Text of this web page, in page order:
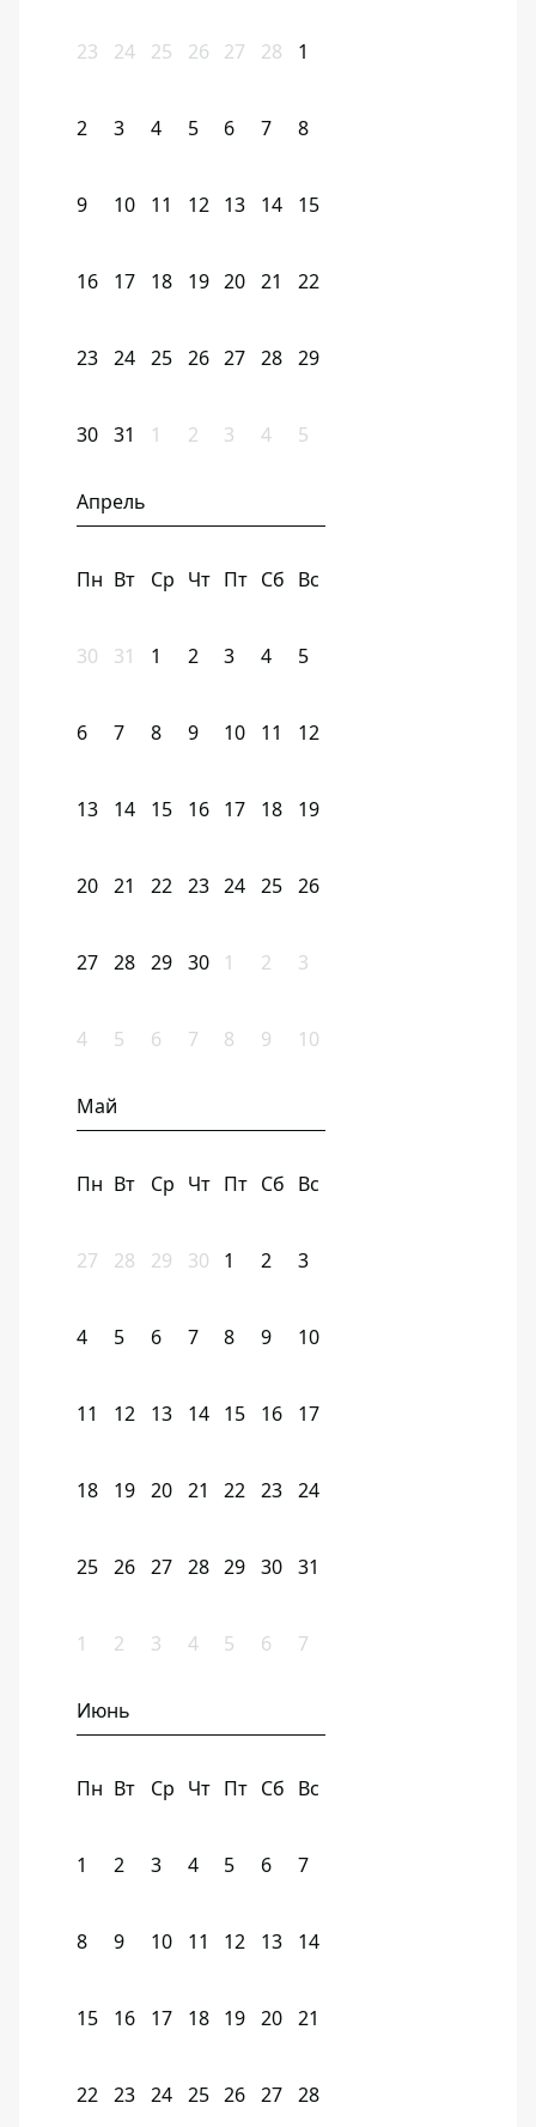
23 24 25 26 27 28 1
2 3 4 5 6 7 8
9 10 11 12 13 14 15
16 17 18 19 20 21 22
23 24 25 26 27 28 29
30 31 1 2 3 4 5
Апрель
Пн Вт Ср Чт Пт Сб Вс
30 31 1 2 3 4 5
6 7 8 9 10 11 12
13 14 15 16 17 18 19
20 21 22 23 24 25 26
27 28 29 30 1 2 3
4 5 6 7 8 9 10
Май
Пн Вт Ср Чт Пт Сб Вс
27 28 29 30 1 2 3
4 5 6 7 8 9 10
11 12 13 14 15 16 17
18 19 20 21 22 23 24
25 26 27 28 29 30 31
1 2 3 4 5 6 7
Июнь
Пн Вт Ср Чт Пт Сб Вс
1 2 3 4 5 6 7
8 9 10 11 12 13 14
15 16 17 18 19 20 21
22 23 24 25 26 27 28